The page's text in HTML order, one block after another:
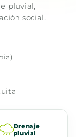
pluvial,
social.
Drenaje
pluvial